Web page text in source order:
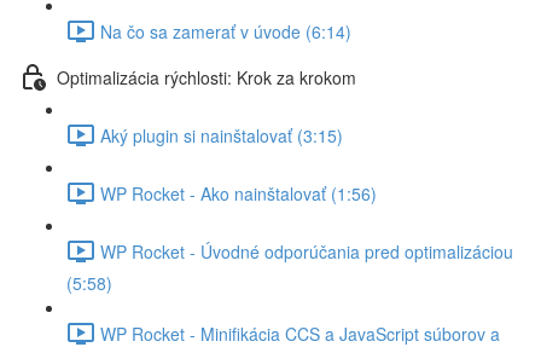
Na čo sa zamerať v úvode (6:14)
Optimalizácia rýchlosti: Krok za krokom
Aký plugin si nainštalovať (3:15)
WP Rocket - Ako nainštalovať (1:56)
WP Rocket - Úvodné odporúčania pred optimalizáciou
(5:58)
WP Rocket - Minifikácia CCS a JavaScript súborov a